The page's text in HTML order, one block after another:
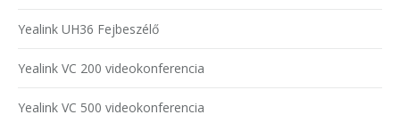
Yealink UH36 Fejbeszélő
Yealink VC 200 videokonferencia
Yealink VC 500 videokonferencia